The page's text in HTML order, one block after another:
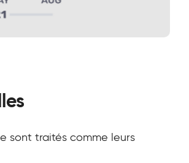
sont traités comme leurs